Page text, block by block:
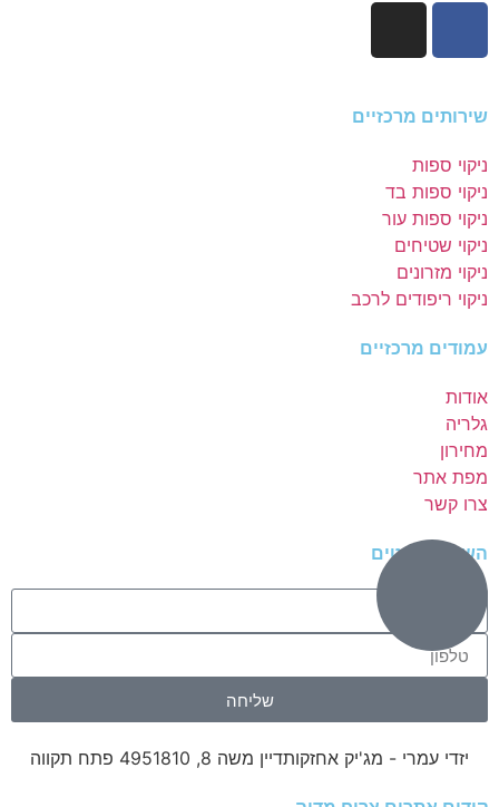
שירותים מרכזיים
ניקוי ספות
ניקוי ספות בד
ניקוי ספות עור
ניקוי שטיחים
ניקוי מזרונים
ניקוי ריפודים לרכב
עמודים מרכזיים
אודות
גלריה
מחירון
מפת אתר
צרו קשר
השאירו פרטים
שליחה
יזדי עמרי - מג'יק אחזקותדיין משה 8, 4951810 פתח תקווה